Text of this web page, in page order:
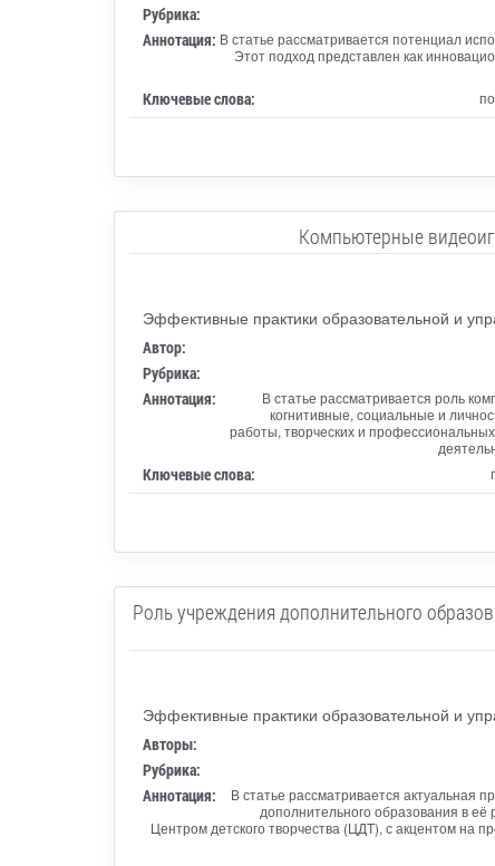
Рубрика:
Аннотация: В статье рассматривается потенциал
Этот подход представлен как
Ключевые слова:
Компьютерные
Эффективные практики образовательной и
Автор:
Рубрика:
Аннотация:
В статье рассматривается роль
когнитивные, социальные и
работы, творческих и
Ключевые слова:
Роль учреждения дополнительного
Эффективные практики образовательной и
Авторы:
Рубрика:
Аннотация:
В статье рассматривается актуальная
дополнительного образования в
Центром детского творчества (ЦДТ), с акцентом